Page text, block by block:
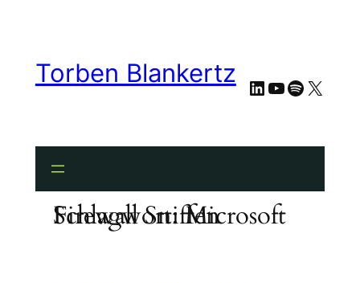
springenTorben Blankertz LinkedIn
YouTube
Spotify
X
Schlagwort:
Microsoft Firewall Sniffen